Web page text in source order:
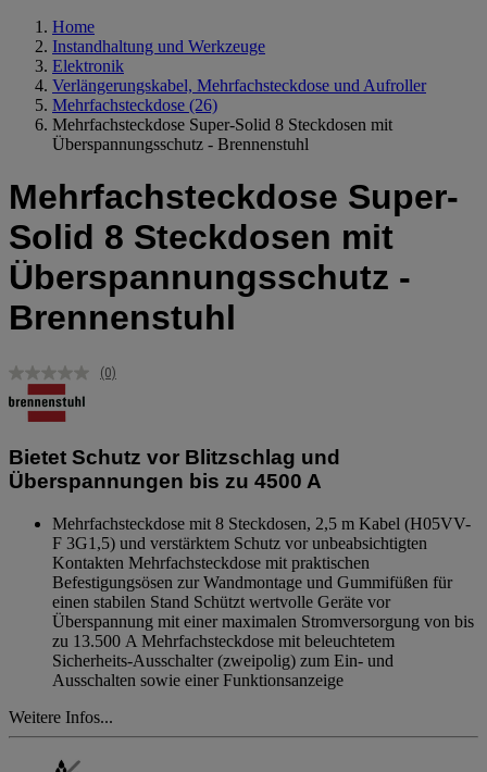
Home
Instandhaltung und Werkzeuge
Elektronik
Verlängerungskabel, Mehrfachsteckdose und Aufroller
Mehrfachsteckdose (26)
Mehrfachsteckdose Super-Solid 8 Steckdosen mit
Überspannungsschutz - Brennenstuhl
Mehrfachsteckdose Super-
Solid 8 Steckdosen mit
Überspannungsschutz -
Brennenstuhl
Kein
derselben
Seite.
(0)
Bietet Schutz vor Blitzschlag und
Überspannungen bis zu 4500 A
Mehrfachsteckdose mit 8 Steckdosen, 2,5 m Kabel (H05VV-
F 3G1,5) und verstärktem Schutz vor unbeabsichtigten
Kontakten Mehrfachsteckdose mit praktischen
Befestigungsösen zur Wandmontage und Gummifüßen für
einen stabilen Stand Schützt wertvolle Geräte vor
Überspannung mit einer maximalen Stromversorgung von bis
zu 13.500 A Mehrfachsteckdose mit beleuchtetem
Sicherheits-Ausschalter (zweipolig) zum Ein- und
Ausschalten sowie einer Funktionsanzeige
Weitere Infos...